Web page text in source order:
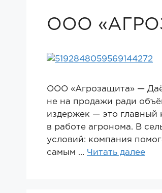
ООО
ООО «Агрозащита» —
не на продажи ради
издержек — это главный
в работе агронома. В
условий: компания
самым … Читать далее